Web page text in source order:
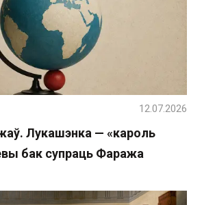
Лукашэнка — «кароль
бак супраць Фаража
12.07.2026